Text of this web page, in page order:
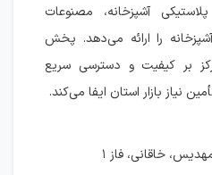
آشپزخانه، مصنوعات
را ارائه می‌دهد. پخش
بر کیفیت و دسترسی سریع
نیاز بازار استان ایفا می‌کند.
خاقانی، فاز ۱